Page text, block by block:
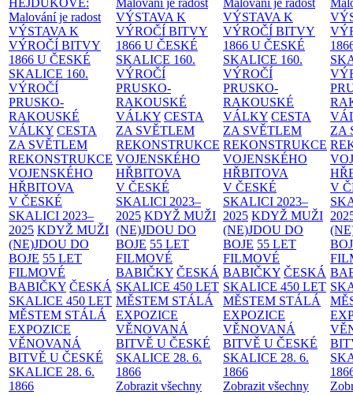
HEJDUKOVÉ:
Malování je radost
VÝSTAVA K
VÝROČÍ BITVY
1866 U ČESKÉ
SKALICE 160.
VÝROČÍ
PRUSKO-
RAKOUSKÉ
VÁLKY CESTA
ZA SVĚTLEM
REKONSTRUKCE
VOJENSKÉHO
HŘBITOVA
V ČESKÉ
SKALICI 2023–
2025 KDYŽ MUŽI
(NE)JDOU DO
BOJE 55 LET
FILMOVÉ
BABIČKY ČESKÁ
SKALICE 450 LET
MĚSTEM STÁLÁ
EXPOZICE
VĚNOVANÁ
BITVĚ U ČESKÉ
SKALICE 28. 6.
1866
Malování je radost
VÝSTAVA K
VÝROČÍ BITVY
1866 U ČESKÉ
SKALICE 160.
VÝROČÍ
PRUSKO-
RAKOUSKÉ
VÁLKY CESTA
ZA SVĚTLEM
REKONSTRUKCE
VOJENSKÉHO
HŘBITOVA
V ČESKÉ
SKALICI 2023–
2025 KDYŽ MUŽI
(NE)JDOU DO
BOJE 55 LET
FILMOVÉ
BABIČKY ČESKÁ
SKALICE 450 LET
MĚSTEM STÁLÁ
EXPOZICE
VĚNOVANÁ
BITVĚ U ČESKÉ
SKALICE 28. 6.
1866
Zobrazit všechny
Malování je radost
VÝSTAVA K
VÝROČÍ BITVY
1866 U ČESKÉ
SKALICE 160.
VÝROČÍ
PRUSKO-
RAKOUSKÉ
VÁLKY CESTA
ZA SVĚTLEM
REKONSTRUKCE
VOJENSKÉHO
HŘBITOVA
V ČESKÉ
SKALICI 2023–
2025 KDYŽ MUŽI
(NE)JDOU DO
BOJE 55 LET
FILMOVÉ
BABIČKY ČESKÁ
SKALICE 450 LET
MĚSTEM STÁLÁ
EXPOZICE
VĚNOVANÁ
BITVĚ U ČESKÉ
SKALICE 28. 6.
1866
Zobrazit všechny
ZA
V